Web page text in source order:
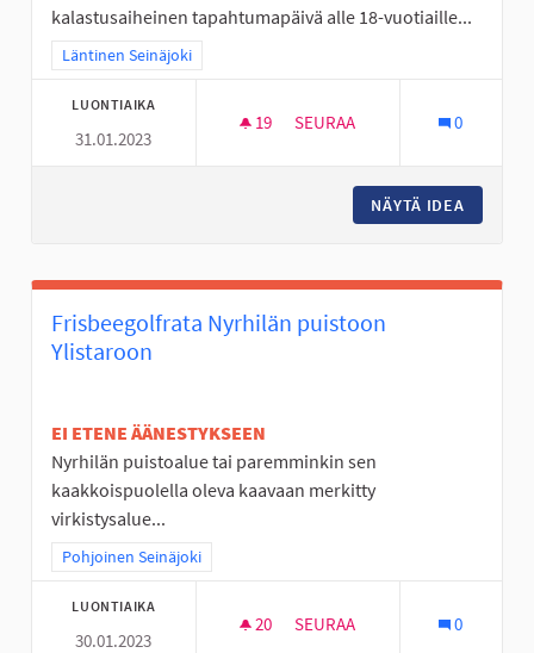
kalastusaiheinen tapahtumapäivä alle 18-vuotiaille...
Rajaa tulokset teeman mukaan: Läntinen Seinäjoki
Läntinen Seinäjoki
LUONTIAIKA
31.01.2023
19 19 SEURAAJAA
SEURAA 0
NÄYTÄ IDEA
Frisbeegolfrata Nyrhilän puistoon
Ylistaroon
EI ETENE ÄÄNESTYKSEEN
Nyrhilän puistoalue tai paremminkin sen
kaakkoispuolella oleva kaavaan merkitty
virkistysalue...
Rajaa tulokset teeman mukaan: Pohjoinen Seinäjoki
Pohjoinen Seinäjoki
LUONTIAIKA
30.01.2023
20 20 SEURAAJAA
SEURAA 0